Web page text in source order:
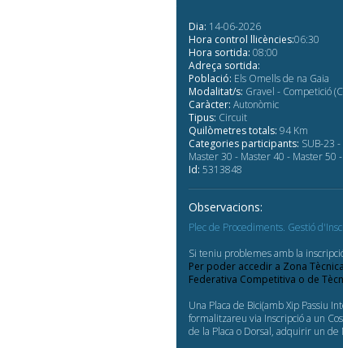
Dia: 14-06-2026
Hora control llicències:06:30
Hora sortida: 08:00
Adreça sortida:
Població: Els Omells de na Gaia
Modalitat/s: Gravel - Competició
Caràcter: Autonòmic
Tipus: Circuit
Quilòmetres totals: 94 Km
Categories participants: SUB-23
Master 30 - Master 40 - Master 50
Id: 5313848
Observacions:
Plec de Procediments. Gestió
Si teniu problemes amb la
Per poder accedir a Zona
Federativa Competitiva o de
Una Placa de Bici(amb Xip Passiu
formalitzareu via Inscripció a un
de la Placa o Dorsal, adquirir un